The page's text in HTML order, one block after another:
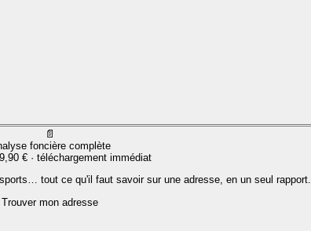
📄
foncière complète
9,90 € · téléchargement immédiat
tout ce qu'il faut savoir sur une adresse, en un seul rapport.
Trouver mon adresse